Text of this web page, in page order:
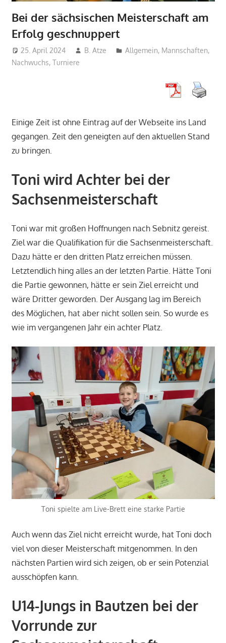
Bei der sächsischen Meisterschaft am
Erfolg geschnuppert
25. April 2024 B. Atze Allgemein, Mannschaften,
Nachwuchs, Turniere
Einige Zeit ist ohne Eintrag auf der Webseite ins Land
gegangen. Zeit den geneigten auf den aktuellen Stand
zu bringen.
Toni wird Achter bei der
Sachsenmeisterschaft
Toni war mit großen Hoffnungen nach Sebnitz gereist.
Ziel war die Qualifikation für die Sachsenmeisterschaft.
Dazu hätte er den dritten Platz erreichen müssen.
Letztendlich hing alles an der letzten Partie. Hätte Toni
die Partie gewonnen, hätte er sein Ziel erreicht und
wäre Dritter geworden. Der Ausgang lag im Bereich
des Möglichen, hat aber nicht sollen sein. So wurde es
wie im vergangenen Jahr ein achter Platz.
Toni spielte am Live-Brett eine starke Partie
Auch wenn das Ziel nicht erreicht wurde, hat Toni doch
viel von dieser Meisterschaft mitgenommen. In den
nächsten Partien wird sich zeigen, ob er sein Potenzial
ausschöpfen kann.
U14-Jungs in Bautzen bei der
Vorrunde zur